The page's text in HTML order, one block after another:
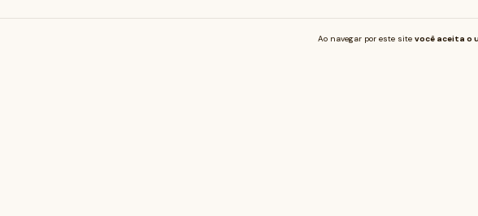
Ao navegar por este site você aceita o